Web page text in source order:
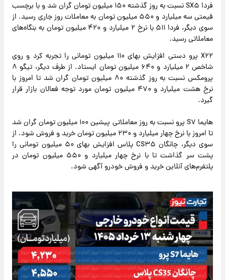
فردا SX۵ نسبت به روز گذشته ۱۵۰ میلیون تومان گران شد و با برچسب
قیمتی سه میلیارد و ۵۵۰ میلیون تومان به معاملات روز جاری رسید. از
سوی دیگر، فردا ۵۱۱ با نرخ ۲ میلیارد و ۴۲۰ میلیون تومان به بنگاه‌های
معاملاتی رسید.
X۲۲ پرو دستی افزایش بهای ۱۱۰ میلیون تومانی را تجربه کرد و روی
شاخص ۲ میلیارد و ۶۴۰ میلیون تومان ایستاد. از طرف دیگر، تیگو ۸
پرومکس نسبت به روز گذشته ۸۰ میلیون تومان گران شد تا امروز با
نرخ هشت میلیارد و ۴۷۰ میلیون تومان مورد توجه فعالان بازار قرار
گیرد.
هایما S۷ پرو نسبت به روز معاملاتی پیشین ۱۰۰ میلیون تومان گران شد
تا امروز با نرخ چهار میلیارد و ۲۳۰ میلیون تومان خرید و فروش شود. از
سوی دیگر، چانگان CS۳۵ پلاس افزایش بهای ۵۰ میلیون تومانی را
پشت سر گذاشت تا با نرخ چهار میلیارد و ۵۵۰ میلیون تومان در
پلتفرم‌های آنلاین خرید و فروش خودرو آگهی شود.